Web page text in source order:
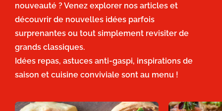
nouveauté ? Venez explorer nos articles et
découvrir de nouvelles idées parfois
surprenantes ou tout simplement revisiter de
grands classiques.
Idées repas, astuces anti-gaspi, inspirations de
saison et cuisine conviviale sont au menu !